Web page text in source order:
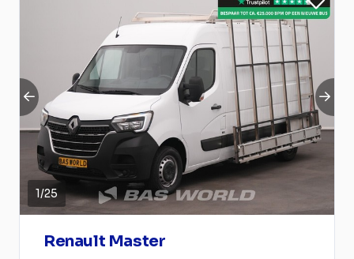
1/25
Renault Master